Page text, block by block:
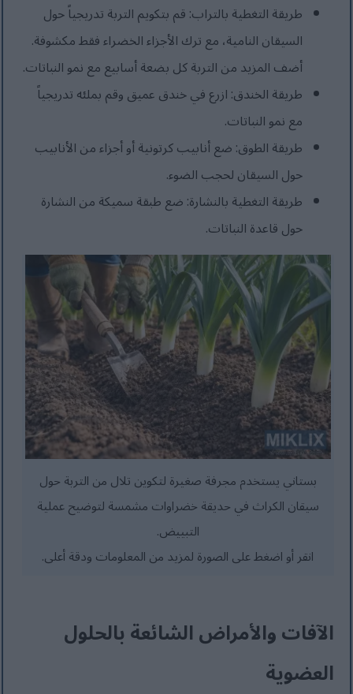
طريقة التغطية بالتراب: قم بتكويم التربة تدريجياً حول
السيقان النامية، مع ترك الأجزاء الخضراء فقط مكشوفة.
أضف المزيد من التربة كل بضعة أسابيع مع نمو النباتات.
طريقة الخندق: ازرع في خندق عميق وقم بملئه تدريجياً
مع نمو النباتات.
طريقة الطوق: ضع أنابيب كرتونية أو أجزاء من الأنابيب
حول السيقان لحجب الضوء.
طريقة التغطية بالنشارة: ضع طبقة سميكة من النشارة
حول قاعدة النباتات.
بستاني يستخدم مجرفة صغيرة لتكوين تلال من التربة حول
سيقان الكراث في حديقة خضراوات مشمسة لتوضيح عملية
التبييض.
انقر أو اضغط على الصورة لمزيد من المعلومات ودقة أعلى.
الآفات والأمراض الشائعة بالحلول
العضوية